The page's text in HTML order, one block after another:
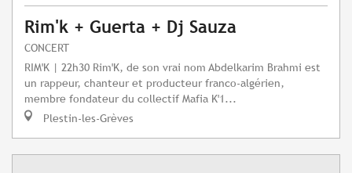
Rim'k + Guerta + Dj Sauza
CONCERT
RIM'K | 22h30 Rim'K, de son vrai nom Abdelkarim Brahmi est
un rappeur, chanteur et producteur franco-algérien,
membre fondateur du collectif Mafia K'1...
Plestin-les-Grèves